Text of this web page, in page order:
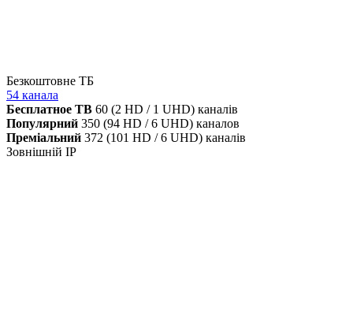
Безкоштовне ТБ
54 канала
Бесплатное ТВ 60 (2 HD / 1 UHD) каналів
Популярний 350 (94 HD / 6 UHD) каналов
Преміальний 372 (101 HD / 6 UHD) каналів
Зовнішній IP